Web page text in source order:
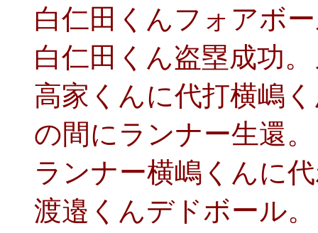
白仁田くんフォアボ
白仁田くん盗塁成功
高家くんに代打横嶋
の間にランナー生還
ランナー横嶋くんに
渡邉くんデドボール